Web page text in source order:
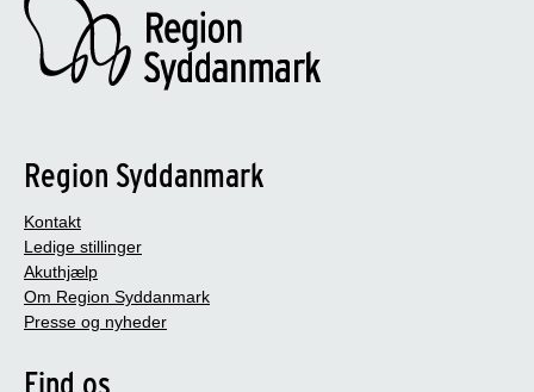
Region Syddanmark
Kontakt
Ledige stillinger
Akuthjælp
Om Region Syddanmark
Presse og nyheder
Find os